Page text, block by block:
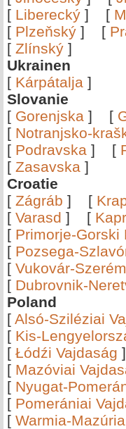
[ Liberecký ] [
[ Plzeňský ] [
[ Zlínský ]
Ukrainen
[ Kárpátalja ]
Slovanie
[ Gorenjska ] [
[ Notranjsko-
[ Podravska ] [
[ Zasavska ]
Croatie
[ Zágráb ] [
[ Varasd ] [
[ Primorje-Gorski
[ Pozsega-
[ Vukovár-Szerém
[ Dubrovnik-
Poland
[ Alsó-Sziléziai
[ Kis-
[ Łódźi Vajdaság
[ Mazóviai
[ Nyugat-
[ Pomerániai
[ Warmia-